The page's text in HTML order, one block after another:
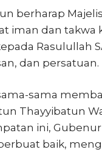
berharap
iman dan takwa
Rasulullah
dan persatuan.
sama
Thayyibatun
ini,
baik,